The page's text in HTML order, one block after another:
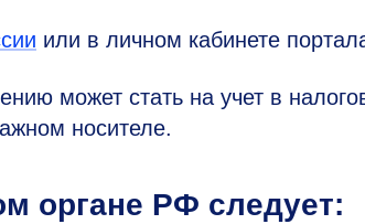
или в личном кабинете
может стать на учет в
носителе.
органе РФ следует: